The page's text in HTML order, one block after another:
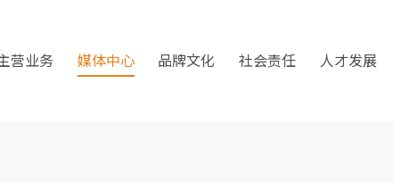
营业务 媒体中心 品牌文化 社会责任 人才发展